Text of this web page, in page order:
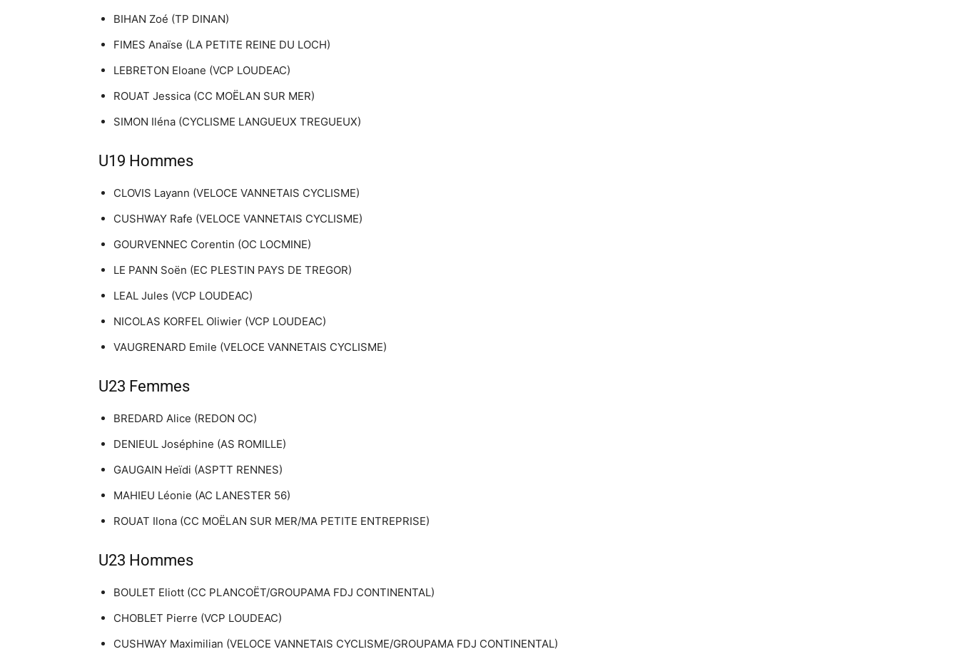
BIHAN Zoé (TP DINAN)
FIMES Anaïse (LA PETITE REINE DU LOCH)
LEBRETON Eloane (VCP LOUDEAC)
ROUAT Jessica (CC MOËLAN SUR MER)
SIMON Iléna (CYCLISME LANGUEUX TREGUEUX)
U19 Hommes
CLOVIS Layann (VELOCE VANNETAIS CYCLISME)
CUSHWAY Rafe (VELOCE VANNETAIS CYCLISME)
GOURVENNEC Corentin (OC LOCMINE)
LE PANN Soën (EC PLESTIN PAYS DE TREGOR)
LEAL Jules (VCP LOUDEAC)
NICOLAS KORFEL Oliwier (VCP LOUDEAC)
VAUGRENARD Emile (VELOCE VANNETAIS CYCLISME)
U23 Femmes
BREDARD Alice (REDON OC)
DENIEUL Joséphine (AS ROMILLE)
GAUGAIN Heïdi (ASPTT RENNES)
MAHIEU Léonie (AC LANESTER 56)
ROUAT Ilona (CC MOËLAN SUR MER/MA PETITE ENTREPRISE)
U23 Hommes
BOULET Eliott (CC PLANCOËT/GROUPAMA FDJ CONTINENTAL)
CHOBLET Pierre (VCP LOUDEAC)
CUSHWAY Maximilian (VELOCE VANNETAIS CYCLISME/GROUPAMA FDJ CONTINENTAL)